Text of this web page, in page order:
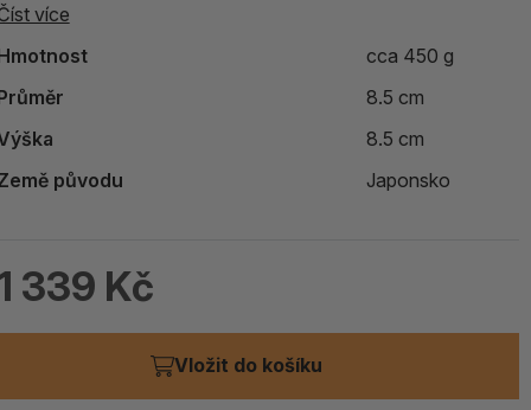
ALOE PRAVÁ (Aloe vera)
více
cca 450 g
8.5 cm
8.5 cm
původu
Japonsko
339 Kč
Vložit do košíku